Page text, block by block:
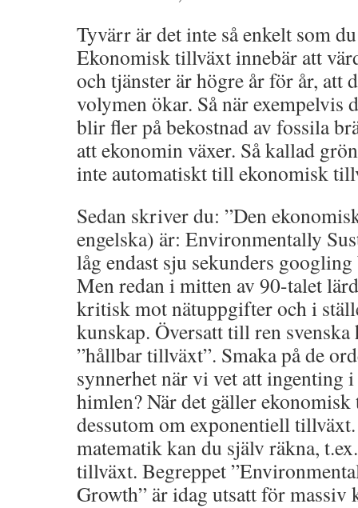
Tyvärr är det inte så enkelt som
Ekonomisk tillväxt innebär att
och tjänster är högre år för år, att
volymen ökar. Så när exempelvis
blir fler på bekostnad av fossila
att ekonomin växer. Så kallad
inte automatiskt till ekonomisk
Sedan skriver du: ”Den
engelska) är: Environmentally
låg endast sju sekunders
Men redan i mitten av 90-talet
kritisk mot nätuppgifter och i
kunskap. Översatt till ren svenska
”hållbar tillväxt”. Smaka på de
synnerhet när vi vet att ingenting
himlen? När det gäller
dessutom om exponentiell
matematik kan du själv räkna,
tillväxt. Begreppet
Growth” är idag utsatt för